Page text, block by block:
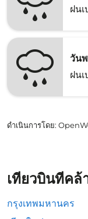
ฝนเ
วัน
ฝนเ
ดำเนินการโดย:
เที่ยวบินที่คล้
กรุงเทพมหานคร